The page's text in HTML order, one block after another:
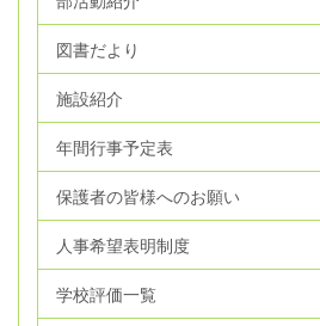
図書だより
施設紹介
年間行事予定表
保護者の皆様へのお願い
人事希望表明制度
学校評価一覧